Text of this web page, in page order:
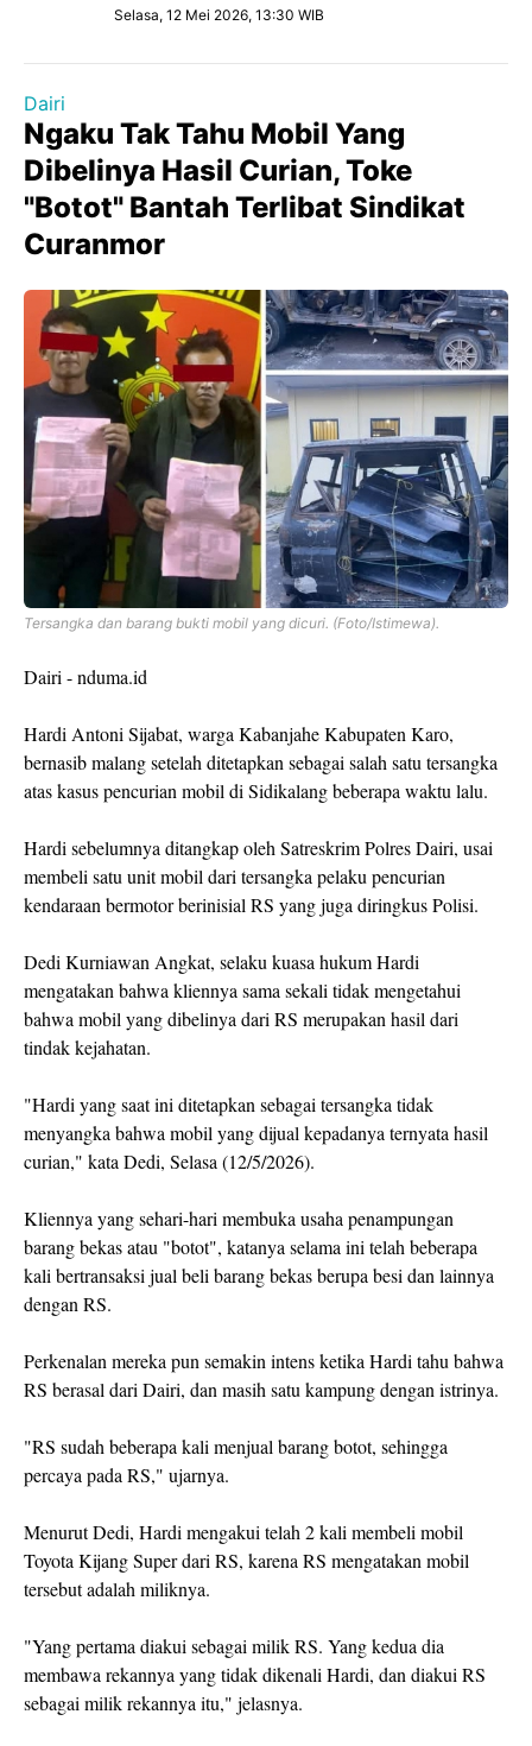
Selasa, 12 Mei 2026, 13:30 WIB
Dairi
Ngaku Tak Tahu Mobil Yang
Dibelinya Hasil Curian, Toke
"Botot" Bantah Terlibat Sindikat
Curanmor
Tersangka dan barang bukti mobil yang dicuri. (Foto/Istimewa).
Dairi - nduma.id
Hardi Antoni Sijabat, warga Kabanjahe Kabupaten Karo,
bernasib malang setelah ditetapkan sebagai salah satu tersangka
atas kasus pencurian mobil di Sidikalang beberapa waktu lalu.
Hardi sebelumnya ditangkap oleh Satreskrim Polres Dairi, usai
membeli satu unit mobil dari tersangka pelaku pencurian
kendaraan bermotor berinisial RS yang juga diringkus Polisi.
Dedi Kurniawan Angkat, selaku kuasa hukum Hardi
mengatakan bahwa kliennya sama sekali tidak mengetahui
bahwa mobil yang dibelinya dari RS merupakan hasil dari
tindak kejahatan.
"Hardi yang saat ini ditetapkan sebagai tersangka tidak
menyangka bahwa mobil yang dijual kepadanya ternyata hasil
curian," kata Dedi, Selasa (12/5/2026).
Kliennya yang sehari-hari membuka usaha penampungan
barang bekas atau "botot", katanya selama ini telah beberapa
kali bertransaksi jual beli barang bekas berupa besi dan lainnya
dengan RS.
Perkenalan mereka pun semakin intens ketika Hardi tahu bahwa
RS berasal dari Dairi, dan masih satu kampung dengan istrinya.
"RS sudah beberapa kali menjual barang botot, sehingga
percaya pada RS," ujarnya.
Menurut Dedi, Hardi mengakui telah 2 kali membeli mobil
Toyota Kijang Super dari RS, karena RS mengatakan mobil
tersebut adalah miliknya.
"Yang pertama diakui sebagai milik RS. Yang kedua dia
membawa rekannya yang tidak dikenali Hardi, dan diakui RS
sebagai milik rekannya itu," jelasnya.